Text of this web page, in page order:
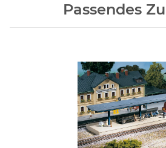
Passendes